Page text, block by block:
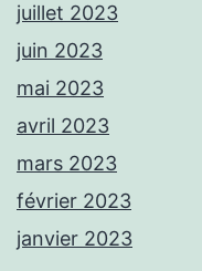
juillet 2023
juin 2023
mai 2023
avril 2023
mars 2023
février 2023
janvier 2023